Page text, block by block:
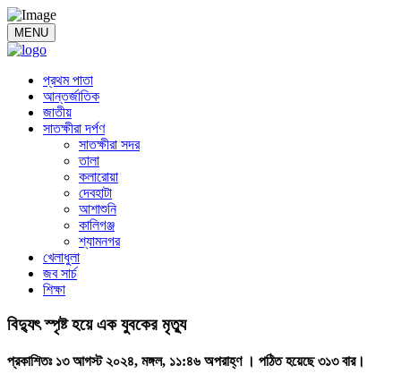
MENU
প্রথম পাতা
আন্তর্জাতিক
জাতীয়
সাতক্ষীরা দর্পণ
সাতক্ষীরা সদর
তালা
কলারোয়া
দেবহাটা
আশাশুনি
কালিগঞ্জ
শ্যামনগর
খেলাধুলা
জব সার্চ
শিক্ষা
বিদ্যুৎ স্পৃষ্ট হয়ে এক যুবকের মৃত্যু
প্রকাশিতঃ ১৩ আগস্ট ২০২৪, মঙ্গল, ১১:৪৬ অপরাহ্ণ । পঠিত হয়েছে ৩১৩ বার।